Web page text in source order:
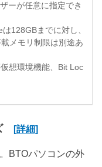
ーが任意に指定でき
128GBまでに対し、
メモリ制限は別途あ
想環境機能、Bit Loc
[詳細]
BTOパソコンの外